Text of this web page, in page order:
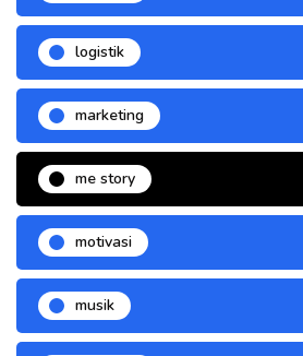
logistik
marketing
me story
motivasi
musik